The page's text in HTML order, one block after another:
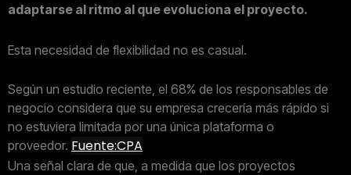
adaptarse al ritmo al que evoluciona el proyecto.
Esta necesidad de flexibilidad no es casual.
Según un estudio reciente, el 68% de los responsables de
negocio considera que su empresa crecería más rápido si
no estuviera limitada por una única plataforma o
proveedor. Fuente:CPA
Una señal clara de que, a medida que los proyectos